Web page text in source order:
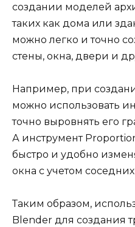
создании моделей
таких как дома или
можно легко и точно
стены, окна, двери и
Например, при
можно использовать
точно выровнять его
А инструмент
быстро и удобно
окна с учетом
Таким образом,
Blender для создания